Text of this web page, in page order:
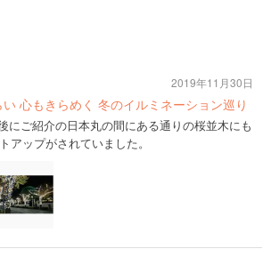
心もきらめく 冬のイルミネーション巡り
にご紹介の日本丸の間にある通りの桜並木にも
アップがされていました。
2019年11月30日